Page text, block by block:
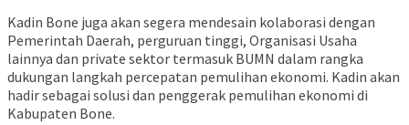
Kadin Bone juga akan segera mendesain kolaborasi dengan
Pemerintah Daerah, perguruan tinggi, Organisasi Usaha
lainnya dan private sektor termasuk BUMN dalam rangka
dukungan langkah percepatan pemulihan ekonomi. Kadin akan
hadir sebagai solusi dan penggerak pemulihan ekonomi di
Kabupaten Bone.